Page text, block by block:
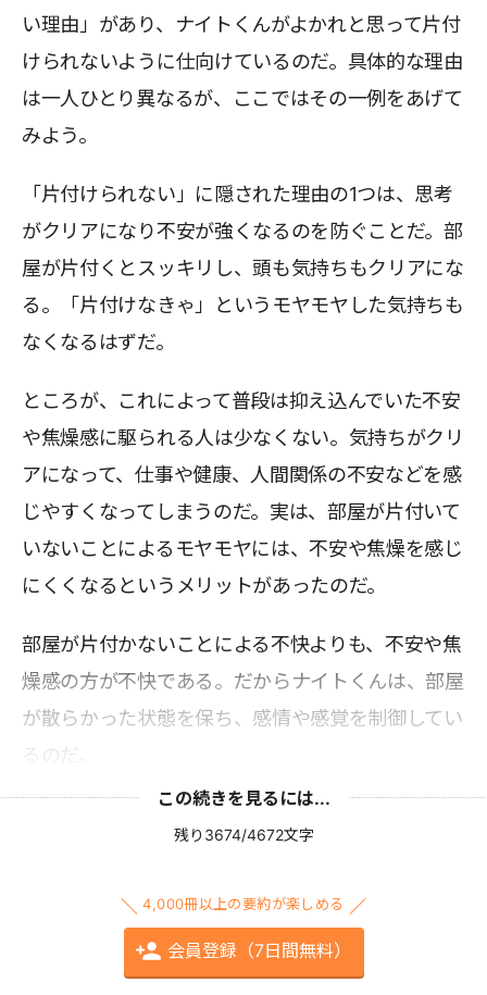
い理由」があり、ナイトくんがよかれと思って片付
けられないように仕向けているのだ。具体的な理由
は一人ひとり異なるが、ここではその一例をあげて
みよう。
「片付けられない」に隠された理由の1つは、思考
がクリアになり不安が強くなるのを防ぐことだ。部
屋が片付くとスッキリし、頭も気持ちもクリアにな
る。「片付けなきゃ」というモヤモヤした気持ちも
なくなるはずだ。
ところが、これによって普段は抑え込んでいた不安
や焦燥感に駆られる人は少なくない。気持ちがクリ
アになって、仕事や健康、人間関係の不安などを感
じやすくなってしまうのだ。実は、部屋が片付いて
いないことによるモヤモヤには、不安や焦燥を感じ
にくくなるというメリットがあったのだ。
部屋が片付かないことによる不快よりも、不安や焦
燥感の方が不快である。だからナイトくんは、部屋
が散らかった状態を保ち、感情や感覚を制御してい
るのだ。
この続きを見るには...
残り3674/4672文字
4,000冊以上の要約が楽しめる
会員登録（7日間無料）